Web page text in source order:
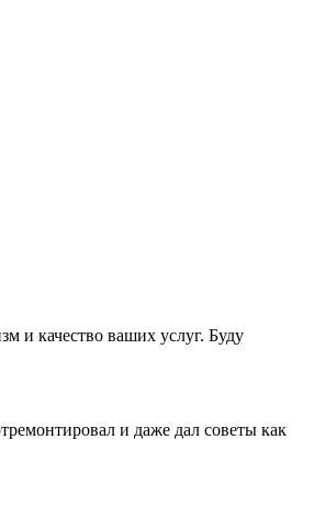
и качество ваших услуг. Буду
и даже дал советы как